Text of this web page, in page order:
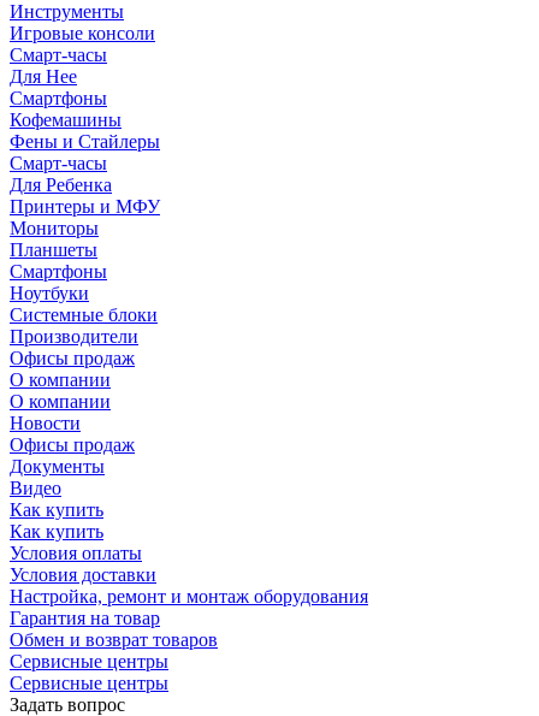
Инструменты
Игровые консоли
Смарт-часы
Для Нее
Смартфоны
Кофемашины
Фены и Стайлеры
Смарт-часы
Для Ребенка
Принтеры и МФУ
Мониторы
Планшеты
Смартфоны
Ноутбуки
Системные блоки
Производители
Офисы продаж
О компании
О компании
Новости
Офисы продаж
Документы
Видео
Как купить
Как купить
Условия оплаты
Условия доставки
Настройка, ремонт и монтаж оборудования
Гарантия на товар
Обмен и возврат товаров
Сервисные центры
Сервисные центры
Задать вопрос